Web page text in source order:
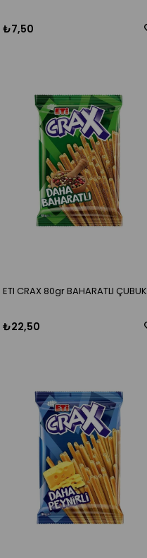
₺7,50
ETI CRAX 80gr BAHARATLI ÇUBUK
₺22,50